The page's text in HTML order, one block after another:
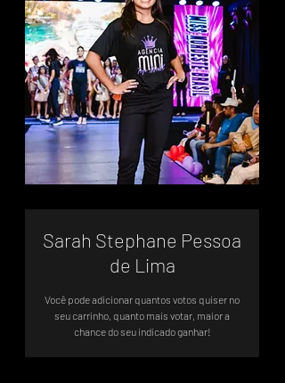
Sarah Stephane Pessoa
de Lima
Você pode adicionar quantos votos quiser no
seu carrinho, quanto mais votar, maior a
chance do seu indicado ganhar!